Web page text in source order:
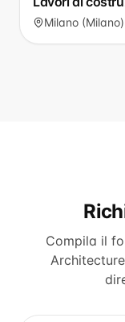
Milano (Milano)
Compila il
Architecture